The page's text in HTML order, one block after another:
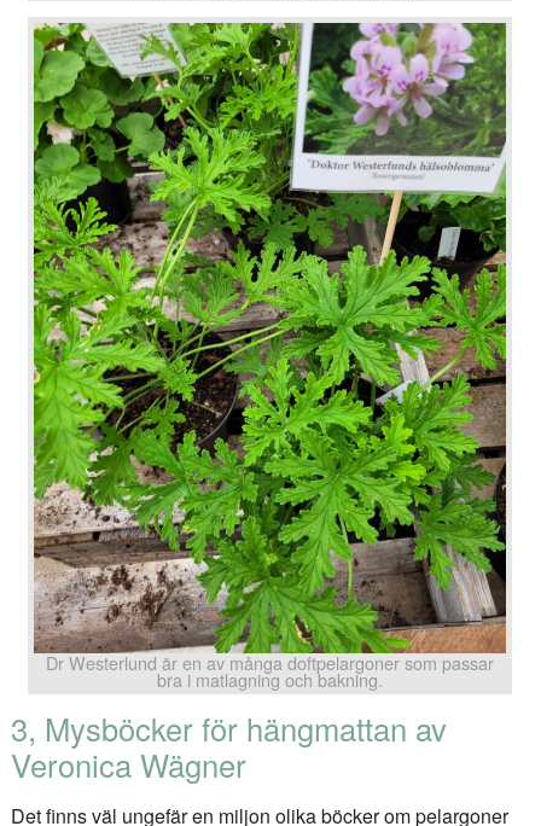
Dr Westerlund är en av många doftpelargoner som passar
bra i matlagning och bakning.
3, Mysböcker för hängmattan av
Veronica Wägner
Det finns väl ungefär en miljon olika böcker om pelargoner